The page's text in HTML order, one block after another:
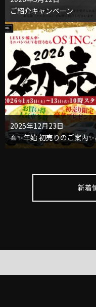
ご紹介キャンペーン
2025年12月23日
🎍✨年始 初売りのご案内
新着